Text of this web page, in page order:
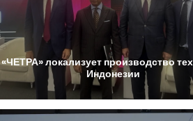
«ЧЕТРА»локализует производство
Индонезии